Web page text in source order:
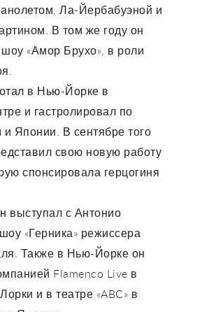
Ла-Йербабуэной и
В том же году он
«Амор Брухо», в роли
в Нью-Йорке в
и гастролировал по
Японии. В сентябре того
свою новую работу
спонсировала герцогиня
выступал с Антонио
«Герника» режиссера
Также в Нью-Йорке он
Flamenco Live в
и в театре «ABC» в